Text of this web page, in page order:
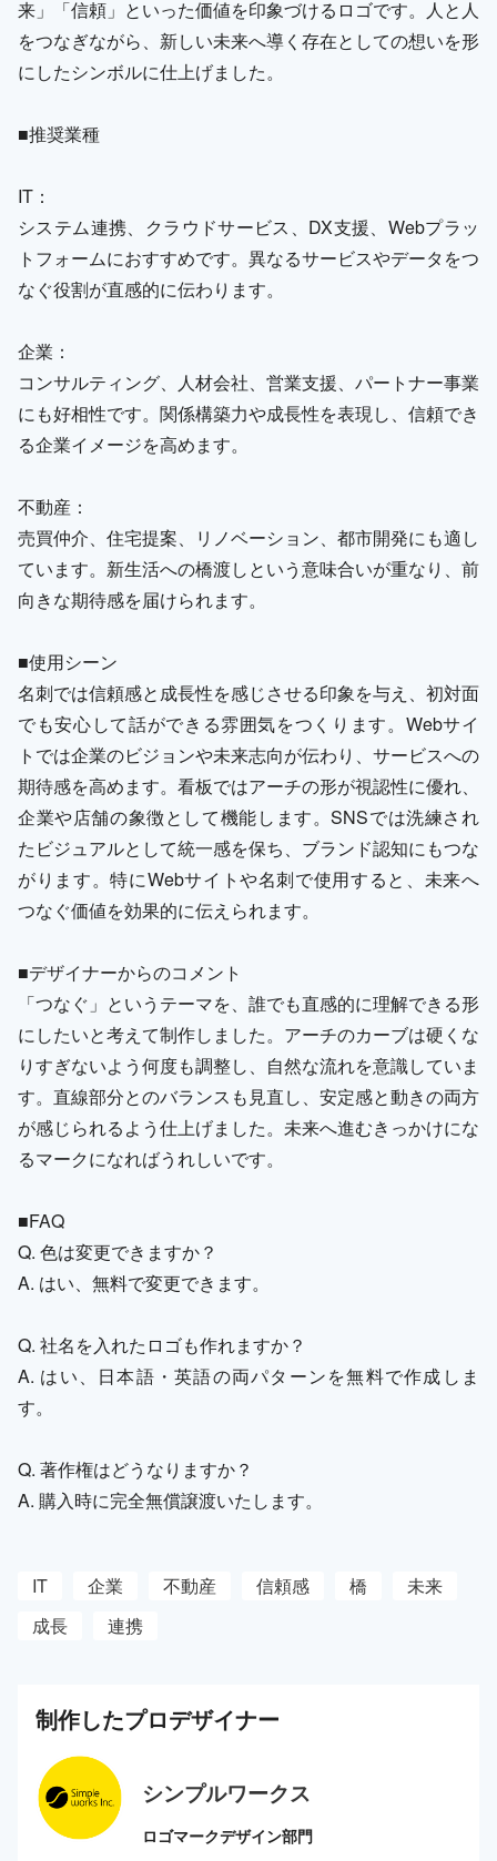
来」「信頼」といった価値を印象づけるロゴです。人と人
をつなぎながら、新しい未来へ導く存在としての想いを形
にしたシンボルに仕上げました。
■推奨業種
IT：
システム連携、クラウドサービス、DX支援、Webプラッ
トフォームにおすすめです。異なるサービスやデータをつ
なぐ役割が直感的に伝わります。
企業：
コンサルティング、人材会社、営業支援、パートナー事業
にも好相性です。関係構築力や成長性を表現し、信頼でき
る企業イメージを高めます。
不動産：
売買仲介、住宅提案、リノベーション、都市開発にも適し
ています。新生活への橋渡しという意味合いが重なり、前
向きな期待感を届けられます。
■使用シーン
名刺では信頼感と成長性を感じさせる印象を与え、初対面
でも安心して話ができる雰囲気をつくります。Webサイ
トでは企業のビジョンや未来志向が伝わり、サービスへの
期待感を高めます。看板ではアーチの形が視認性に優れ、
企業や店舗の象徴として機能します。SNSでは洗練され
たビジュアルとして統一感を保ち、ブランド認知にもつな
がります。特にWebサイトや名刺で使用すると、未来へ
つなぐ価値を効果的に伝えられます。
■デザイナーからのコメント
「つなぐ」というテーマを、誰でも直感的に理解できる形
にしたいと考えて制作しました。アーチのカーブは硬くな
りすぎないよう何度も調整し、自然な流れを意識していま
す。直線部分とのバランスも見直し、安定感と動きの両方
が感じられるよう仕上げました。未来へ進むきっかけにな
るマークになればうれしいです。
■FAQ
Q. 色は変更できますか？
A. はい、無料で変更できます。
Q. 社名を入れたロゴも作れますか？
A. はい、日本語・英語の両パターンを無料で作成しま
す。
Q. 著作権はどうなりますか？
A. 購入時に完全無償譲渡いたします。
IT 企業 不動産 信頼感 橋
未来
成長
連携
制作したプロデザイナー
シンプルワークス
ロゴマークデザイン部門